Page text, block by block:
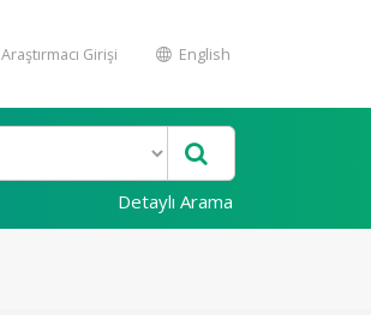
Araştırmacı Girişi English
Detaylı Arama